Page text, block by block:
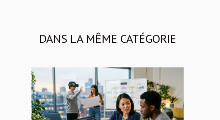
DANS LA MÊME CATÉGORIE